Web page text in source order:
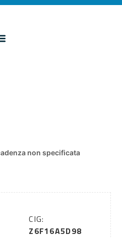
non specificata
CIG:
Z6F16A5D98